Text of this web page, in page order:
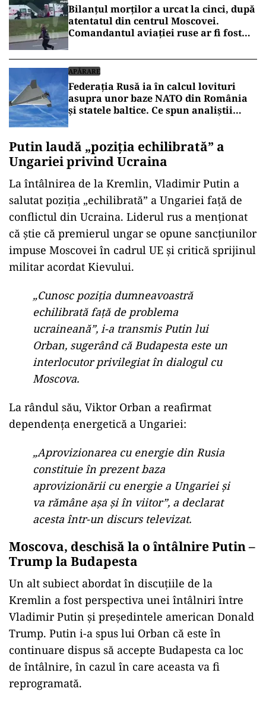
Bilanțul morților a urcat la cinci, după
atentatul din centrul Moscovei.
Comandantul aviației ruse ar fi fost
APĂRARE
Federația Rusă ia în calcul lovituri
asupra unor baze NATO din România
și statele baltice. Ce spun analiștii
Putin laudă „poziția echilibrată” a
Ungariei privind Ucraina
La întâlnirea de la Kremlin, Vladimir Putin a
salutat poziția „echilibrată” a Ungariei față de
conflictul din Ucraina. Liderul rus a menționat
că știe că premierul ungar se opune sancțiunilor
impuse Moscovei în cadrul UE și critică sprijinul
militar acordat Kievului.
„Cunosc poziția dumneavoastră
echilibrată față de problema
ucraineană”, i-a transmis Putin lui
Orban, sugerând că Budapesta este un
interlocutor privilegiat în dialogul cu
Moscova.
La rândul său, Viktor Orban a reafirmat
dependența energetică a Ungariei:
„Aprovizionarea cu energie din Rusia
constituie în prezent baza
aprovizionării cu energie a Ungariei și
va rămâne așa și în viitor”, a declarat
acesta într-un discurs televizat.
Moscova, deschisă la o întâlnire Putin –
Trump la Budapesta
Un alt subiect abordat în discuțiile de la
Kremlin a fost perspectiva unei întâlniri între
Vladimir Putin și președintele american Donald
Trump. Putin i-a spus lui Orban că este în
continuare dispus să accepte Budapesta ca loc
de întâlnire, în cazul în care aceasta va fi
reprogramată.